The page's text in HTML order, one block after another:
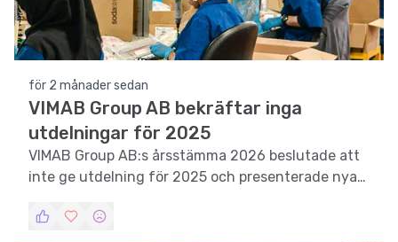
för 2 månader sedan
VIMAB Group AB bekräftar inga
utdelningar för 2025
VIMAB Group AB:s årsstämma 2026 beslutade att
inte ge utdelning för 2025 och presenterade nya